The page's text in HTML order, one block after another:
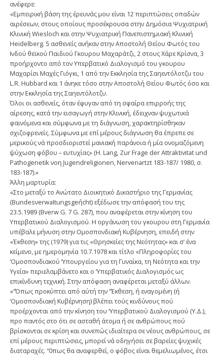
ανέφερε:
«Εμπειρική βάση της έρευνάς μου είναι 12 περιπτώσεις οπαδών
αιρέσεων, στους οποίους προσέκρουσα στην Δημόσια Ψυχιατρική
Κλινική Wiesloch και στην Ψυχιατρική Πανεπιστημιακή Κλινική
Heidelberg. 5 ασθενείς ανήκαν στην Αποστολή Θείου Φωτός του
Ινδού θεϊκού Παιδιού Γκουρου Μαχαράτζι, 2 στους Χάρε Κρίσνα, 3
προήρχοντο από τον Υπερβατικό Διαλογισμό του γκουρου
Μαχαρίσι Μαχές Γιόγκι, 1 από την Εκκλησία της Σαηεντόλοτζυ του
L.R. Hubbard και 1 άνηκε τόσο στην Αποστολή Θείου Φωτός όσο και
στην Εκκλησία της Σαηεντόλοτζυ.
Όλοι οι ασθενείς, όταν έφυγαν από τη σφαίρα επιρροής της
αίρεσης, κατά την εισαγωγή στην Κλινική, έδειχναν ψυχωτικά
φαινόμενα και σύμφωνα με τη διάγνωση, χαρακτηρίσθηκαν
σχιζοφρενείς. Σύμφωνα με επί μέρους διάγνωση θα έπρεπε σε
μερικούς νά προσδιοριστεί μανιακή παράνοια ή μία ονομαζόμενη
ψύχωση φόβου – ευτυχίας» (Η. Lang, Zur Frage der Attraktivitat und
Pathogenetik νοη Jugendreligionen, Nervenartzt 183-187/ 1980, σ.
183-187).»
Άλλη μαρτυρία:
«Στο μεταξύ το Ανώτατο Διοικητικό Δικαστήριο της Γερμανίας
(ΒundesνerwaΙtungsgeήcht) εξέδωσε την απόφασή του της
23.5.1989 (Bverw G. 7 G. 287), που αναφέρεται στην κίνηση του
Υπερβατικού Διαλογισμού. Η οργάνωση του γκουρου στη Γερμανία
υπέβαλε μήνυση στην Ομοσπονδιακή Κυβέρνηση, επειδή στην
«Έκθεση» της (1979) για τις «Θρησκείες της Νεότητας» και σ’ ένα
κείμενο, με ημερομηνία 10.7.1978 και τίτλο «Πληροφορίες του
‘Ομοσπονδιακού ‘Υπουργείου για τη Γυναίκα, τη Νεότητα και την
Υγεία» περιελαμβάνετο και ο ‘Υπερβατικός Διαλογισμός ως
επικίνδυνη τεχνική. Στην απόφαση αναφέρεται μεταξύ άλλων.
«”Όπως προκύπτει από αύτή την “Έκθεση, ή εναγομένη (ή
‘Ομοσπονδιακή Κυβέρνηση) βλέπει τούς κινδύνους πού
προέρχονται από την κίνηση του ‘Υπερβατικού Διαλογισμού (Υ.Δ.),
προ παντός στο ότι σε ασταθή άτομα ή σε ανθρώπους πού
βρίσκονται σε κρίση και συνεπώς ιδιαίτερα σε νέους ανθρώπους, σε
επί μέρους περιπτώσεις, μπορεί νά οδηγήσει σε βαρείες ψυχικές
διαταραχές. “0πως θα αναφερθεί, ο φόβος είναι θεμελιωμένος, έτσι